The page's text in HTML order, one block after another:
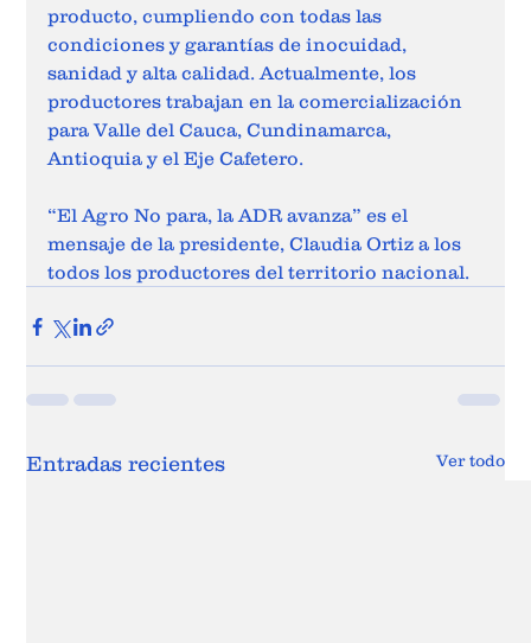
producto, cumpliendo con todas las
condiciones y garantías de inocuidad,
sanidad y alta calidad. Actualmente, los
productores trabajan en la comercialización
para Valle del Cauca, Cundinamarca,
Antioquia y el Eje Cafetero.
“El Agro No para, la ADR avanza” es el
mensaje de la presidente, Claudia Ortiz a los
todos los productores del territorio nacional.
Entradas recientes Ver todo